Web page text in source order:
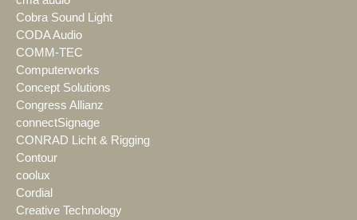
Cobra Sound Light
CODA Audio
COMM-TEC
Computerworks
Concept Solutions
Congress Allianz
connectSignage
CONRAD Licht & Rigging
Contour
coolux
Cordial
Creative Technology